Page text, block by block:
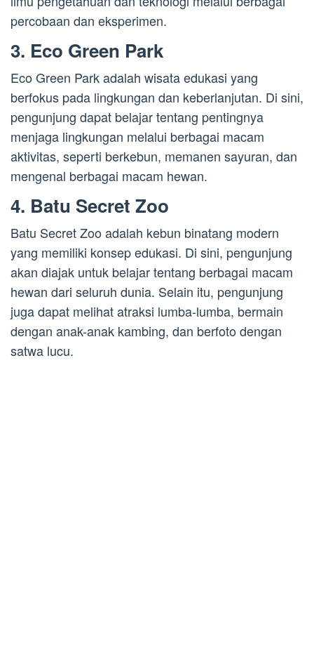
percobaan dan eksperimen.
3. Eco Green Park
Eco Green Park adalah wisata edukasi yang
berfokus pada lingkungan dan keberlanjutan. Di sini,
pengunjung dapat belajar tentang pentingnya
menjaga lingkungan melalui berbagai macam
aktivitas, seperti berkebun, memanen sayuran, dan
mengenal berbagai macam hewan.
4. Batu Secret Zoo
Batu Secret Zoo adalah kebun binatang modern
yang memiliki konsep edukasi. Di sini, pengunjung
akan diajak untuk belajar tentang berbagai macam
hewan dari seluruh dunia. Selain itu, pengunjung
juga dapat melihat atraksi lumba-lumba, bermain
dengan anak-anak kambing, dan berfoto dengan
satwa lucu.